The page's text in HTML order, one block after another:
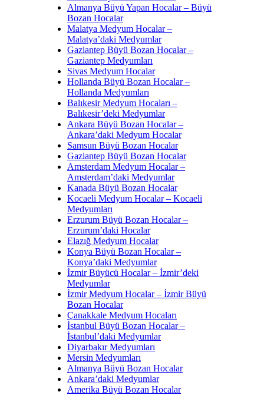
Almanya Büyü Yapan Hocalar – Büyü
Bozan Hocalar
Malatya Medyum Hocalar –
Malatya’daki Medyumlar
Gaziantep Büyü Bozan Hocalar –
Gaziantep Medyumları
Sivas Medyum Hocalar
Hollanda Büyü Bozan Hocalar –
Hollanda Medyumları
Balıkesir Medyum Hocaları –
Balıkesir’deki Medyumlar
Ankara Büyü Bozan Hocalar –
Ankara’daki Medyum Hocalar
Samsun Büyü Bozan Hocalar
Gaziantep Büyü Bozan Hocalar
Amsterdam Medyum Hocalar –
Amsterdam’daki Medyumlar
Kanada Büyü Bozan Hocalar
Kocaeli Medyum Hocalar – Kocaeli
Medyumları
Erzurum Büyü Bozan Hocalar –
Erzurum’daki Hocalar
Elazığ Medyum Hocalar
Konya Büyü Bozan Hocalar –
Konya’daki Medyumlar
İzmir Büyücü Hocalar – İzmir’deki
Medyumlar
İzmir Medyum Hocalar – İzmir Büyü
Bozan Hocalar
Çanakkale Medyum Hocaları
İstanbul Büyü Bozan Hocalar –
İstanbul’daki Medyumlar
Diyarbakır Medyumları
Mersin Medyumları
Almanya Büyü Bozan Hocalar
Ankara’daki Medyumlar
Amerika Büyü Bozan Hocalar